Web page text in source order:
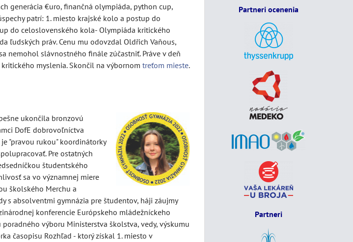
generácia €uro, finančná olympiáda, python cup,
patrí: 1. miesto krajské kolo a postup do
do celoslovenského kola- Olympiáda kritického
ľudských práv. Cenu mu odovzdal Oldřich Vaňous,
nemohol slávnostného finále zúčastniť. Práve v deň
myslenia. Skončil na výbornom treťom mieste.
ukončila bronzovú
DofE dobrovoľníctva
"pravou rukou" koordinátorky
Pre ostatných
študentského
sa vo významnej miere
školského Merchu a
s absolventmi gymnázia pre študentov, háji záujmy
konferencie Európskeho mládežníckeho
výboru Ministerstva školstva, vedy, výskumu
časopisu Rozhľad - ktorý získal 1. miesto v
Partneri ocenenia
Partneri